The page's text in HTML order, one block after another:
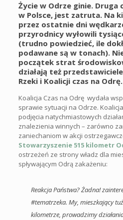
Życie w Odrze ginie. Druga
w Polsce, jest zatruta. Na
przez ostatnie dni
przyrodnicy wyłowili
(trudno powiedzieć, ile
podawane są w tonach).
początek strat
działają też
Rzeki i Koalicji czas na Odrę.
Koalicja Czas na Odrę wydała
sprawie sytuacji na Odrze.
podjęcia natychmiastowych
znalezienia winnych – zarówno
zaniechaniom w akcji
Stowarzyszenie 515 kilometr
ostrzeżeń ze strony władz dla
spływającym Odrą zakażeniu:
Reakcja Państwa? Żadna!
#tematrzeka. My, mieszkający
kilometrze, prowadzimy